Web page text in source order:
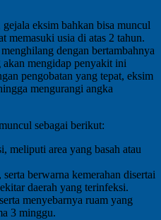
eksim bahkan bisa muncul
memasuki usia di atas 2 tahun.
dengan bertambahnya
mengidap penyakit ini
pengobatan yang tepat, eksim
mengurangi angka
sebagai berikut:
meliputi area yang basah atau
berwarna kemerahan disertai
daerah yang terinfeksi.
menyebarnya ruam yang
3 minggu.